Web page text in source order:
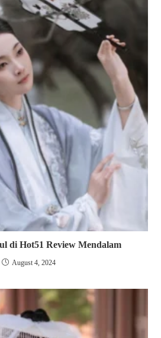
di Hot51 Review Mendalam
August 4, 2024